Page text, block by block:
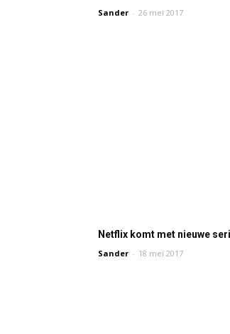
Sander - 26 mei 2017
Netflix komt met nieuwe
Sander - 18 mei 2017